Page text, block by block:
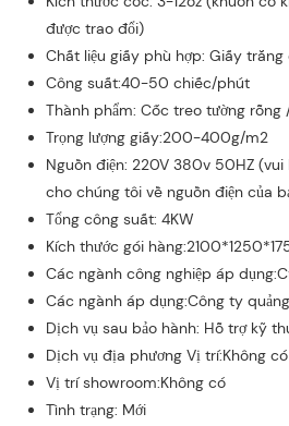
được trao đổi)
Chất liệu giấy phù hợp: Giấy
Công suất:40-50 chiếc/phút
Thành phẩm: Cốc treo tường rỗng
Trọng lượng giấy:200-400g/m2
Nguồn điện: 220V 380v 50HZ
cho chúng tôi về nguồn điện của
Tổng công suất: 4KW
Kích thước gói
Các ngành công nghiệp áp
Các ngành áp dụng:Công ty
Dịch vụ sau bảo hành: Hỗ trợ kỹ
Dịch vụ địa phương Vị trí:Không có
Vị trí showroom:Không có
Tình trạng: Mới